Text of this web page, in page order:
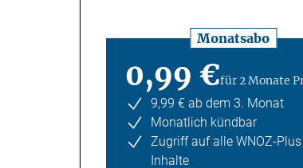
Monatsabo
0,99 €für 2 Monate
9,99 € ab dem 3. Monat
Monatlich kündbar
Zugriff auf alle WNOZ-Plus
Inhalte